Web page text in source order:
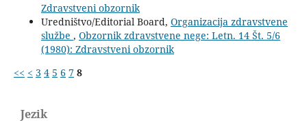
Zdravstveni obzornik
Uredništvo/Editorial Board, Organizacija zdravstvene
službe , Obzornik zdravstvene nege: Letn. 14 Št. 5/6
(1980): Zdravstveni obzornik
<< < 3 4 5 6 7 8
Jezik